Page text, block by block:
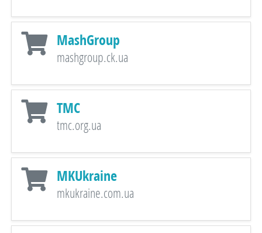
MashGroup
mashgroup.ck.ua
TMC
tmc.org.ua
MKUkraine
mkukraine.com.ua